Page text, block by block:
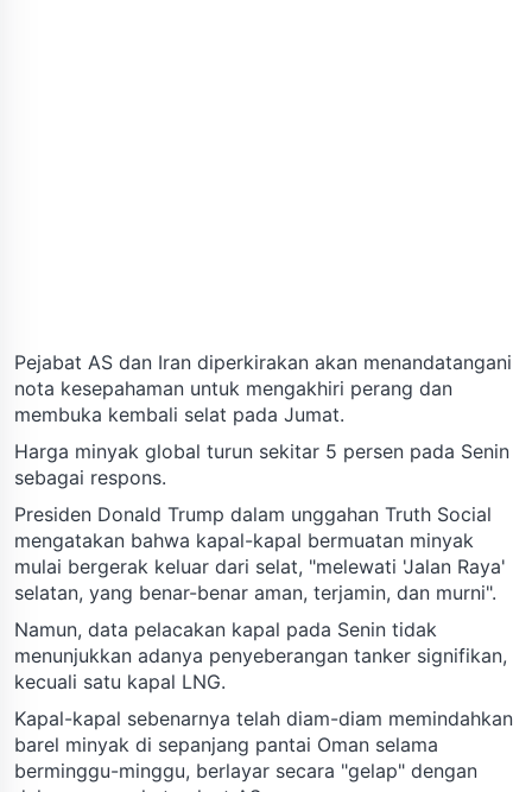
Pejabat AS dan Iran diperkirakan akan menandatangani
nota kesepahaman untuk mengakhiri perang dan
membuka kembali selat pada Jumat.
Harga minyak global turun sekitar 5 persen pada Senin
sebagai respons.
Presiden Donald Trump dalam unggahan Truth Social
mengatakan bahwa kapal-kapal bermuatan minyak
mulai bergerak keluar dari selat, "melewati 'Jalan Raya'
selatan, yang benar-benar aman, terjamin, dan murni".
Namun, data pelacakan kapal pada Senin tidak
menunjukkan adanya penyeberangan tanker signifikan,
kecuali satu kapal LNG.
Kapal-kapal sebenarnya telah diam-diam memindahkan
barel minyak di sepanjang pantai Oman selama
berminggu-minggu, berlayar secara "gelap" dengan